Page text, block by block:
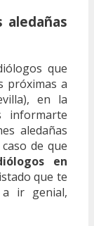
aledañas
que
próximas a
en la
informarte
aledañas
de que
en
que te
ir genial,